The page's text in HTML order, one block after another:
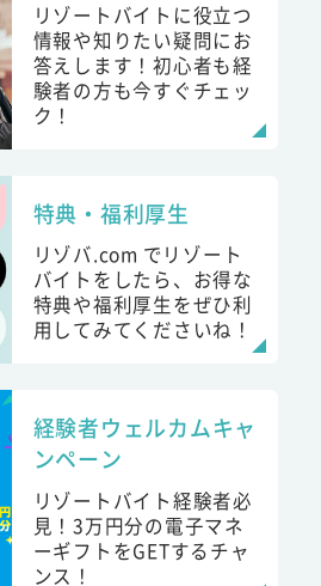
リゾートバイトに役立つ
情報や知りたい疑問にお
答えします！初心者も経
験者の方も今すぐチェッ
ク！
特典・福利厚生
リゾバ.com でリゾート
バイトをしたら、お得な
特典や福利厚生をぜひ利
用してみてくださいね！
経験者ウェルカムキャ
ンペーン
リゾートバイト経験者必
見！3万円分の電子マネ
ーギフトをGETするチャ
ンス！